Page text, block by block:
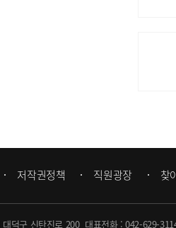
저작권정책 직원광장 찾
덕구 신탄진로 200 대표전화 :042-629-